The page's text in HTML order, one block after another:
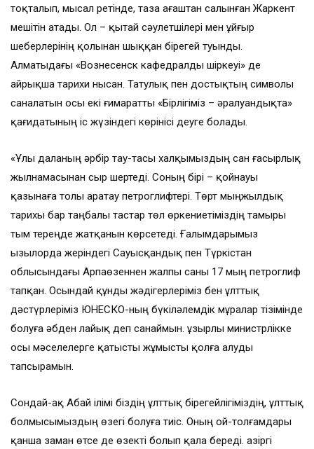
тоқталып, мысал ретінде, таза ағаштан салынған Жаркент
мешітін атады. Ол – қытай сәулетшілері мен ұйғыр
шеберлерінің қолынан шыққан бірегей туынды.
Алматыдағы «Вознесенск кафедралды шіркеуі» де
айрықша тарихи нысан. Татулық пен достықтың символы
саналатын осы екі ғимаратты «Бірлігіміз – әралуандықта»
қағидатының іс жүзіндегі көрінісі деуге болады.
«Ұлы даланың әрбір тау-тасы халқымыздың сан ғасырлық
жылнамасынан сыр шертеді. Соның бірі – қойнауы
қазынаға толы Қаратау петроглифтері. Төрт мыңжылдық
тарихы бар таңбалы тастар төл өркениетіміздің тамыры
тым тереңде жатқанын көрсетеді. Ғалымдарымыз
Қызылорда жеріндегі Сауысқандық пен Түркістан
облысындағы Арпаөзеннен жалпы саны 17 мың петроглиф
тапқан. Осындай құнды жәдігерлеріміз бен ұлттық
дәстүрлеріміз ЮНЕСКО-ның бүкіләлемдік мұралар тізімінде
болуға әбден лайық деп санаймын. Құзырлы министрлікке
осы мәселелерге қатысты жұмысты қолға алуды
тапсырамын.
Сондай-ақ Абай ілімі біздің ұлттық бірегейлігіміздің, ұлттық
болмысымыздың өзегі болуға тиіс. Оның ой-толғамдары
қанша заман өтсе де өзекті болып қала береді. Қазіргі